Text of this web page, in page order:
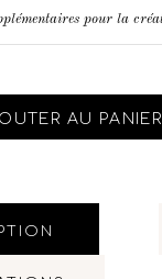
AU PANIER